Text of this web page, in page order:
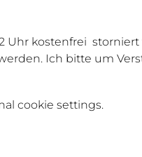
kostenfrei
Ich bitte um
cookie settings.